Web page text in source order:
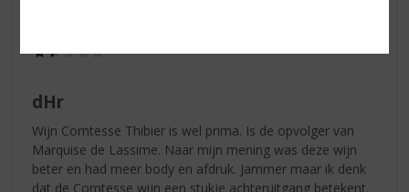
dHr
Wijn Comtesse Thibier is wel prima. Is de opvolger van
Marquise de Lassime. Naar mijn mening was deze wijn
beter en had meer body en afdruk. Jammer maar ik denk
dat de Comtesse wijn een stukje achteruitgang betekent.